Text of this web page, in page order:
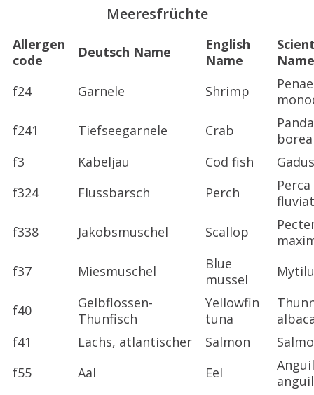
Meeresfrüchte
Allergen
code
Deutsch Name
English
Name
Name
f24
Garnele Shrimp
f241
Tiefseegarnele Crab
f3
Kabeljau Cod fish
f324
Flussbarsch Perch
Perca
f338
Jakobsmuschel Scallop
f37
Miesmuschel
Blue
mussel
f40
Gelbflossen-
Thunfisch
Yellowfin
tuna
f41
Lachs, atlantischer Salmon
f55
Aal Eel